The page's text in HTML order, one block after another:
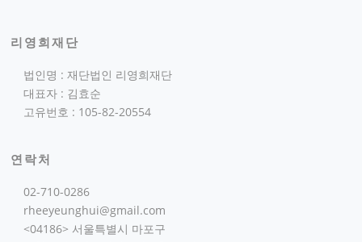
리영희재단
법인명 : 재단법인 리영희재단
대표자 : 김효순
고유번호 : 105-82-20554
연락처
02-710-0286
rheeyeunghui@gmail.com
<04186> 서울특별시 마포구